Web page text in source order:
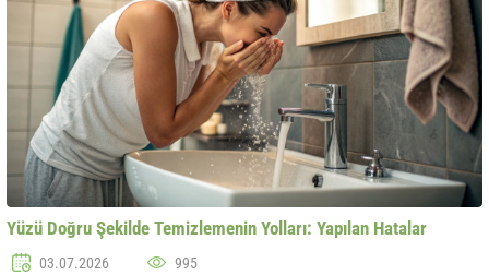
Yüzü Doğru Şekilde Temizlemenin Yolları: Yapılan Hatalar
03.07.2026 995